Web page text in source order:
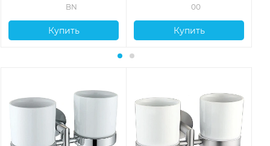
BN
Купить
00
Купить